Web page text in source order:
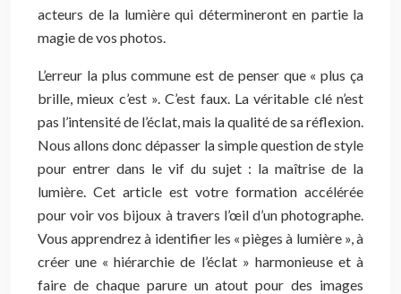
acteurs de la lumière qui détermineront en partie la
magie de vos photos.
L’erreur la plus commune est de penser que « plus ça
brille, mieux c’est ». C’est faux. La véritable clé n’est
pas l’intensité de l’éclat, mais la qualité de sa réflexion.
Nous allons donc dépasser la simple question de style
pour entrer dans le vif du sujet : la maîtrise de la
lumière. Cet article est votre formation accélérée
pour voir vos bijoux à travers l’œil d’un photographe.
Vous apprendrez à identifier les « pièges à lumière », à
créer une « hiérarchie de l’éclat » harmonieuse et à
faire de chaque parure un atout pour des images